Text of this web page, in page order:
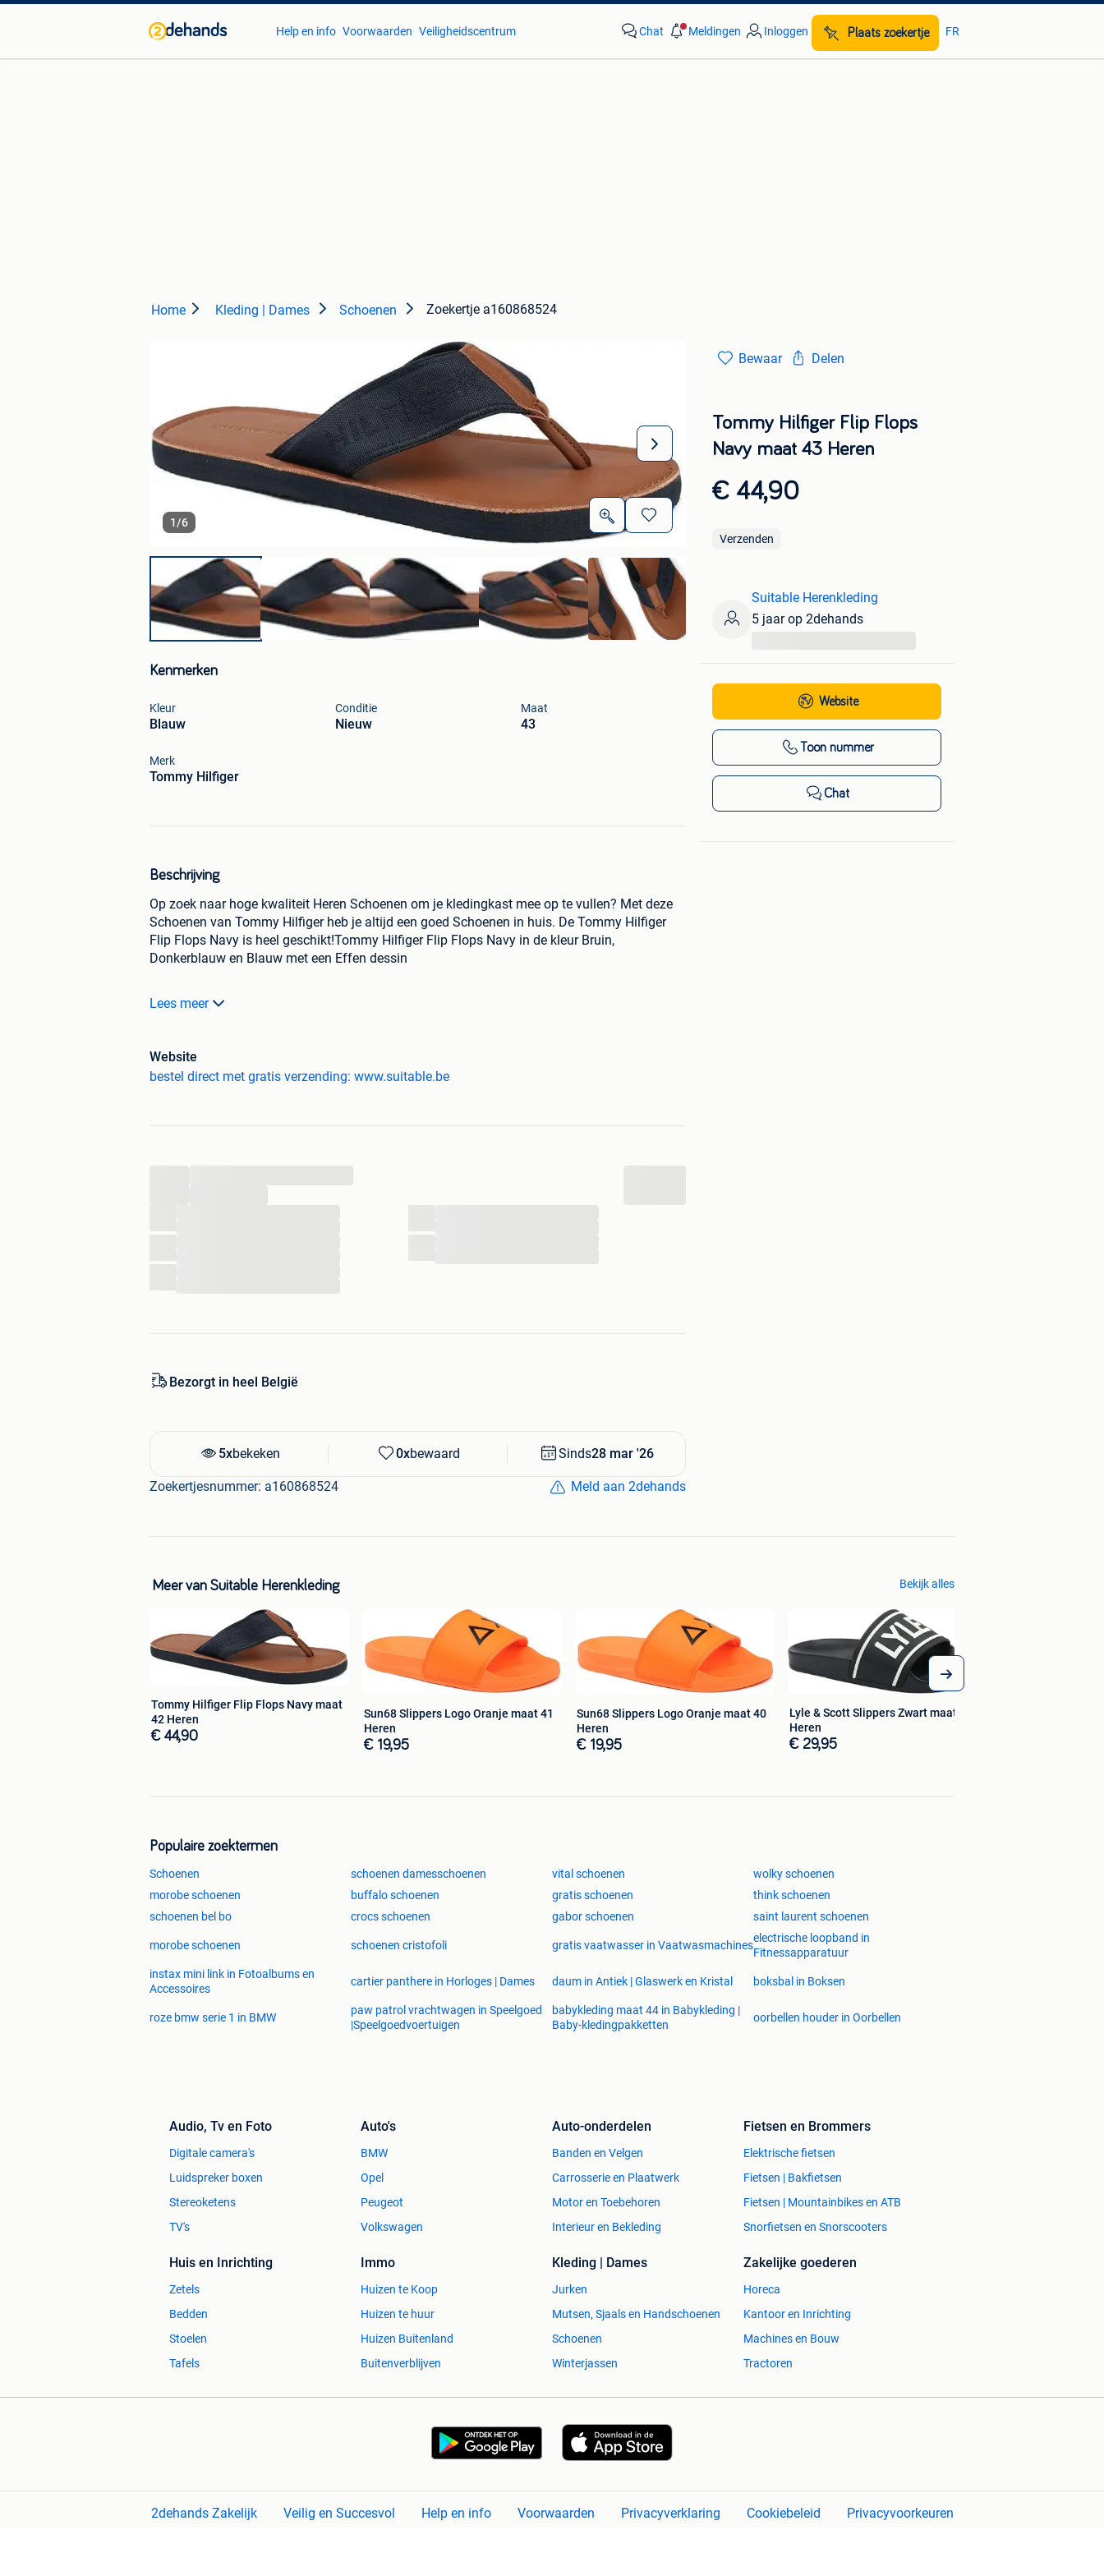
Help en info Voorwaarden Veiligheidscentrum Chat Meldingen Inloggen Plaats zoekertje FR
Home Kleding | Dames Schoenen Zoekertje a160868524
1/6
Kenmerken
Kleur
Blauw
Conditie
Nieuw
Maat
43
Merk
Tommy Hilfiger
Beschrijving
Op zoek naar hoge kwaliteit Heren Schoenen om je kledingkast mee op te vullen? Met deze
Schoenen van Tommy Hilfiger heb je altijd een goed Schoenen in huis. De Tommy Hilfiger
Flip Flops Navy is heel geschikt!Tommy Hilfiger Flip Flops Navy in de kleur Bruin,
Donkerblauw en Blauw met een Effen dessin
Beschikbaar in de Maten: 42 43
voor meer informatie (zie URL).
- Gratis verzending
Lees meer
Website
bestel direct met gratis verzending: www.suitable.be
Bezorgt in heel België
5xbekeken 0xbewaard Sinds28 mar '26
Zoekertjesnummer: a160868524 Meld aan 2dehands
Bewaar Delen
Tommy Hilfiger Flip Flops
Navy maat 43 Heren
€ 44,90
Verzenden
Suitable Herenkleding
5 jaar op 2dehands
Website
Toon nummer
Chat
Meer van Suitable Herenkleding Bekijk alles
Tommy Hilfiger Flip Flops Navy maat
42 Heren
€ 44,90
Sun68 Slippers Logo Oranje maat 41
Heren
€ 19,95
Sun68 Slippers Logo Oranje maat 40
Heren
€ 19,95
Lyle & Scott Slippers Zwart maat 45
Heren
€ 29,95
Populaire zoektermen
Schoenen schoenen damesschoenen vital schoenen
wolky schoenen
morobe schoenen
buffalo schoenen gratis schoenen
think schoenen
schoenen bel bo
crocs schoenen gabor schoenen saint laurent schoenen
morobe schoenen schoenen cristofoli gratis vaatwasser in Vaatwasmachines
electrische loopband in
Fitnessapparatuur
instax mini link in Fotoalbums en
Accessoires
cartier panthere in Horloges | Dames daum in Antiek | Glaswerk en Kristal boksbal in Boksen
roze bmw serie 1 in BMW
paw patrol vrachtwagen in Speelgoed
|Speelgoedvoertuigen
babykleding maat 44 in Babykleding |
Baby-kledingpakketten
oorbellen houder in Oorbellen
Audio, Tv en Foto
Digitale camera's
Luidspreker boxen
Stereoketens
TV's
Auto's
BMW
Opel
Peugeot
Volkswagen
Auto-onderdelen
Banden en Velgen
Carrosserie en Plaatwerk
Motor en Toebehoren
Interieur en Bekleding
Fietsen en Brommers
Elektrische fietsen
Fietsen | Bakfietsen
Fietsen | Mountainbikes en ATB
Snorfietsen en Snorscooters
Huis en Inrichting
Zetels
Bedden
Stoelen
Tafels
Immo
Huizen te Koop
Huizen te huur
Huizen Buitenland
Buitenverblijven
Kleding | Dames
Jurken
Mutsen, Sjaals en Handschoenen
Schoenen
Winterjassen
Zakelijke goederen
Horeca
Kantoor en Inrichting
Machines en Bouw
Tractoren
2dehands Zakelijk Veilig en Succesvol Help en info Voorwaarden Privacyverklaring Cookiebeleid Privacyvoorkeuren